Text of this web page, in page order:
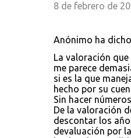
8 de febrero de
Anónimo ha
La valoración que
me parece
si es la que
hecho por su
Sin hacer
De la valoración
descontar los
devaluación por